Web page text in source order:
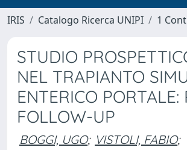
IRIS Catalogo Ricerca UNIPI 1
STUDIO
NEL TRAPIANTO
ENTERICO
FOLLOW-UP
BOGGI, UGO; VISTOLI, FABIO;